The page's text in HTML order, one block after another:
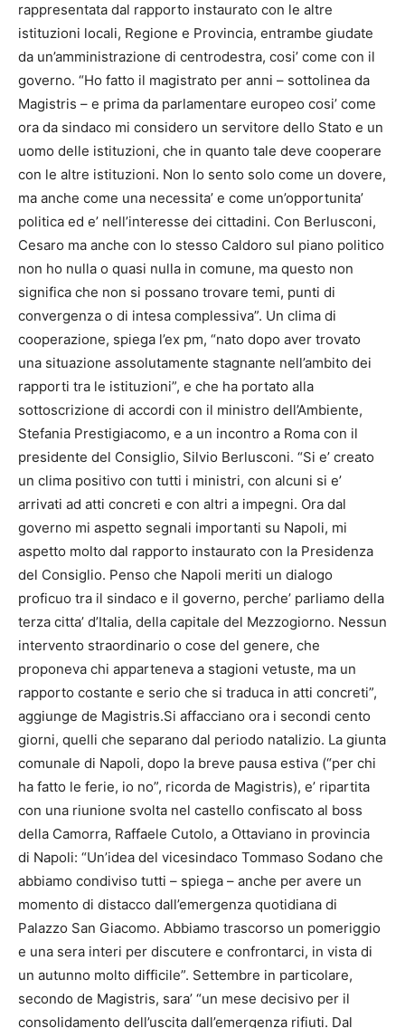
rappresentata dal rapporto instaurato con le altre
istituzioni locali, Regione e Provincia, entrambe giudate
da un’amministrazione di centrodestra, cosi’ come con il
governo. “Ho fatto il magistrato per anni – sottolinea da
Magistris – e prima da parlamentare europeo cosi’ come
ora da sindaco mi considero un servitore dello Stato e un
uomo delle istituzioni, che in quanto tale deve cooperare
con le altre istituzioni. Non lo sento solo come un dovere,
ma anche come una necessita’ e come un’opportunita’
politica ed e’ nell’interesse dei cittadini. Con Berlusconi,
Cesaro ma anche con lo stesso Caldoro sul piano politico
non ho nulla o quasi nulla in comune, ma questo non
significa che non si possano trovare temi, punti di
convergenza o di intesa complessiva”. Un clima di
cooperazione, spiega l’ex pm, “nato dopo aver trovato
una situazione assolutamente stagnante nell’ambito dei
rapporti tra le istituzioni”, e che ha portato alla
sottoscrizione di accordi con il ministro dell’Ambiente,
Stefania Prestigiacomo, e a un incontro a Roma con il
presidente del Consiglio, Silvio Berlusconi. “Si e’ creato
un clima positivo con tutti i ministri, con alcuni si e’
arrivati ad atti concreti e con altri a impegni. Ora dal
governo mi aspetto segnali importanti su Napoli, mi
aspetto molto dal rapporto instaurato con la Presidenza
del Consiglio. Penso che Napoli meriti un dialogo
proficuo tra il sindaco e il governo, perche’ parliamo della
terza citta’ d’Italia, della capitale del Mezzogiorno. Nessun
intervento straordinario o cose del genere, che
proponeva chi apparteneva a stagioni vetuste, ma un
rapporto costante e serio che si traduca in atti concreti”,
aggiunge de Magistris.Si affacciano ora i secondi cento
giorni, quelli che separano dal periodo natalizio. La giunta
comunale di Napoli, dopo la breve pausa estiva (“per chi
ha fatto le ferie, io no”, ricorda de Magistris), e’ ripartita
con una riunione svolta nel castello confiscato al boss
della Camorra, Raffaele Cutolo, a Ottaviano in provincia
di Napoli: “Un’idea del vicesindaco Tommaso Sodano che
abbiamo condiviso tutti – spiega – anche per avere un
momento di distacco dall’emergenza quotidiana di
Palazzo San Giacomo. Abbiamo trascorso un pomeriggio
e una sera interi per discutere e confrontarci, in vista di
un autunno molto difficile”. Settembre in particolare,
secondo de Magistris, sara’ “un mese decisivo per il
consolidamento dell’uscita dall’emergenza rifiuti. Dal